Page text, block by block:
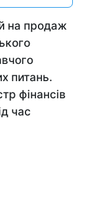
на продаж
питань.
фінансів
час